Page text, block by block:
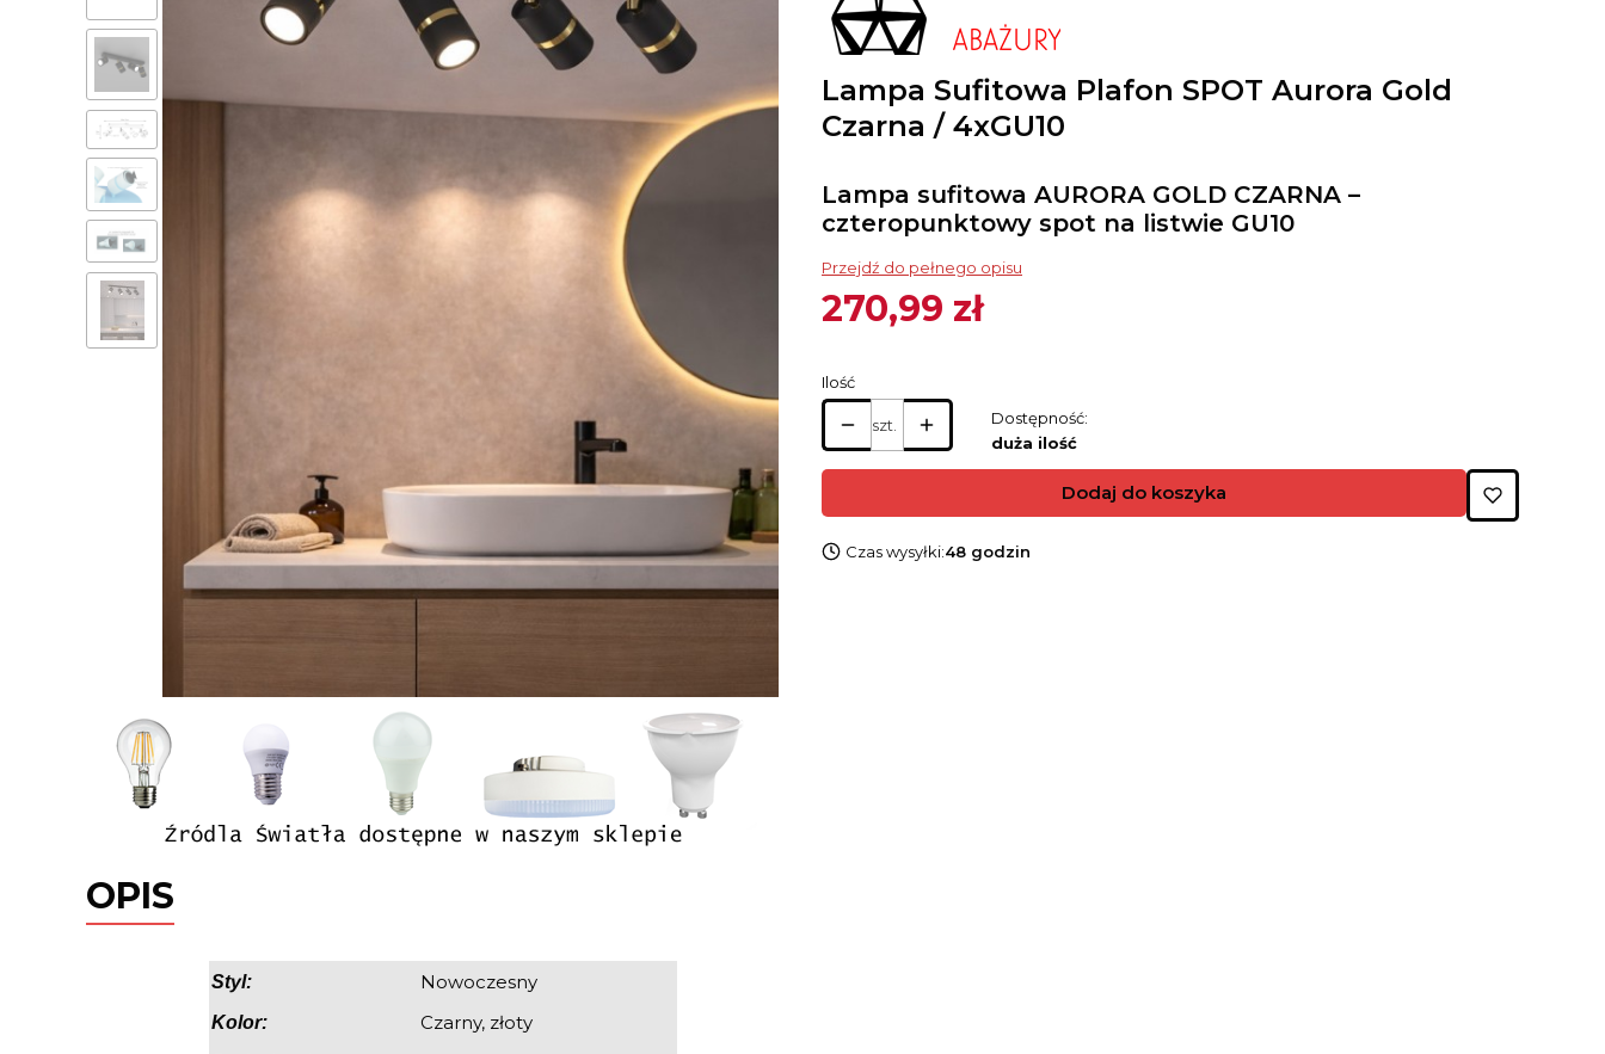
Lampa Sufitowa Plafon SPOT Aurora Gold
Czarna / 4xGU10
Lampa sufitowa AURORA GOLD CZARNA –
czteropunktowy spot na listwie GU10
Przejdź do pełnego opisu
Cena
270,99 zł
Ilość
szt.
Dostępność:
duża ilość
Dodaj do koszyka
Czas wysyłki:48 godzin
OPIS
Styl: Nowoczesny
Kolor: Czarny, złoty